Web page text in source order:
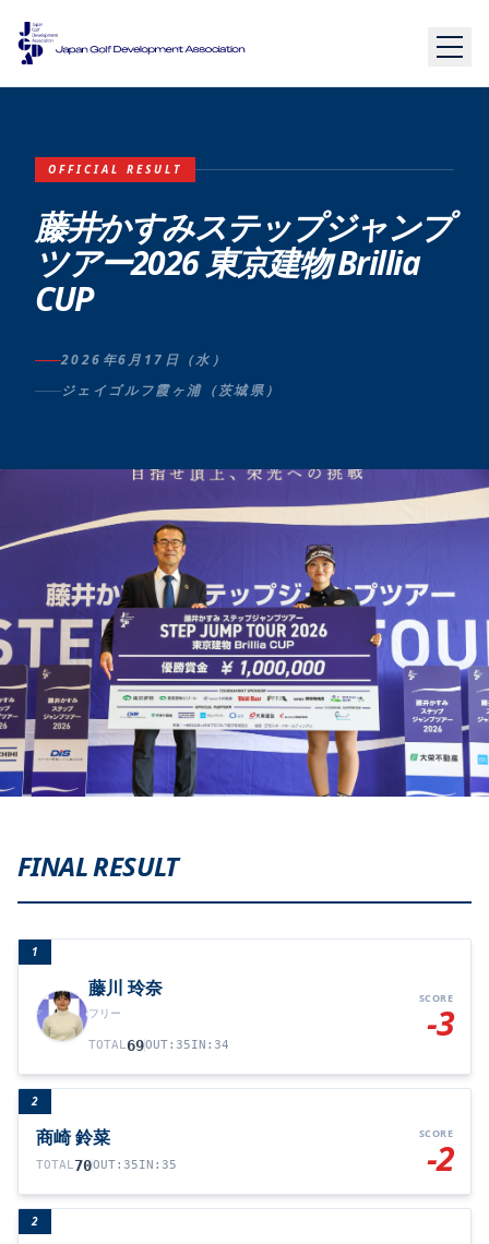
OFFICIAL RESULT
藤井かすみステップジャンプ
ツアー2026 東京建物 Brillia
CUP
2026年6月17日（水）
ジェイゴルフ霞ヶ浦（茨城県）
FINAL RESULT
1
藤川 玲奈
フリー
TOTAL69OUT: 35IN : 34
SCORE
-3
2
商崎 鈴菜
TOTAL70OUT: 35IN : 35
SCORE
-2
2